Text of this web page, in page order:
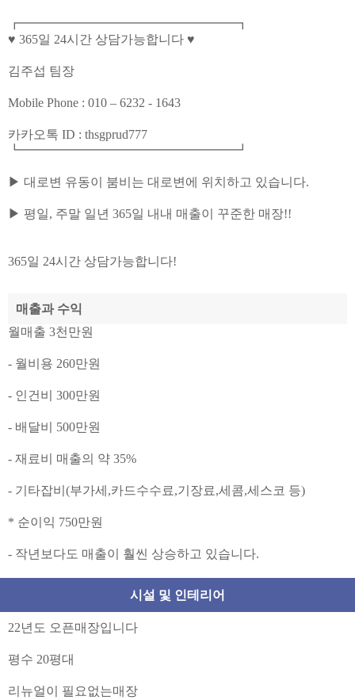
┏━━━━━━━━━━━━━━━━━┓
♥ 365일 24시간 상담가능합니다 ♥
김주섭 팀장
Mobile Phone : 010 – 6232 - 1643
카카오톡 ID : thsgprud777
┗━━━━━━━━━━━━━━━━━┛
▶ 대로변 유동이 붐비는 대로변에 위치하고 있습니다.
▶ 평일, 주말 일년 365일 내내 매출이 꾸준한 매장!!
365일 24시간 상담가능합니다!
매출과 수익
월매출 3천만원
- 월비용 260만원
- 인건비 300만원
- 배달비 500만원
- 재료비 매출의 약 35%
- 기타잡비(부가세,카드수수료,기장료,세콤,세스코 등)
* 순이익 750만원
- 작년보다도 매출이 훨씬 상승하고 있습니다.
시설 및 인테리어
22년도 오픈매장입니다
평수 20평대
리뉴얼이 필요없는매장